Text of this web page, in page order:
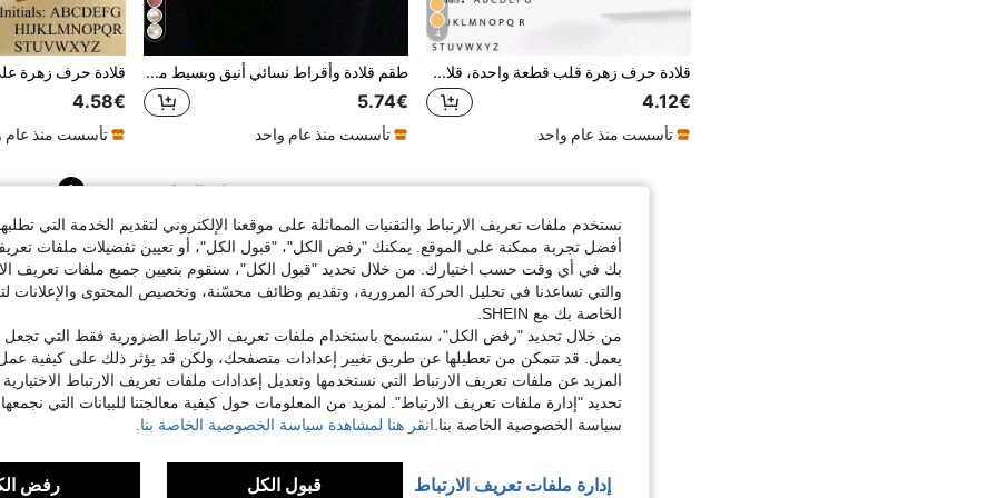
4
قلادة حرف زهرة قلب قطعة واحدة، قلادة قلب زهرة مخصصة ب- 26 حرف، مناسبة كهدية عيد ميلاد للفتيات
4.12€
تأسست منذ عام واحد
طقم قلادة وأقراط نسائي أنيق وبسيط من البلورات الفضية والخرز المزيف المضفر، تصميم فاخر مناسب للحفلات والمناسبات والاستخدام اليومي
5.74€
تأسست منذ عام واحد
4.58€
تأسست منذ عام
إجمالي 1 صفحة
1
نستخدم ملفات تعريف الارتباط والتقنيات المماثلة على موقعنا الإلكتروني لتقديم الخدمة التي
أفضل تجربة ممكنة على الموقع. يمكنك "رفض الكل"، "قبول الكل"، أو تعيين تفضيلات ملفات
بك في أي وقت حسب اختيارك. من خلال تحديد "قبول الكل"، سنقوم بتعيين جميع ملفات تعريف
والتي تساعدنا في تحليل الحركة المرورية، وتقديم وظائف محسّنة، وتخصيص المحتوى والإعلانات
الخاصة بك مع SHEIN.
من خلال تحديد "رفض الكل"، ستسمح باستخدام ملفات تعريف الارتباط الضرورية فقط التي تجعل
يعمل. قد تتمكن من تعطيلها عن طريق تغيير إعدادات متصفحك، ولكن قد يؤثر ذلك على كيفية
المزيد عن ملفات تعريف الارتباط التي نستخدمها وتعديل إعدادات ملفات تعريف الارتباط
تحديد "إدارة ملفات تعريف الارتباط". لمزيد من المعلومات حول كيفية معالجتنا للبيانات التي
سياسة الخصوصية الخاصة بنا. انقر هنا لمشاهدة سياسة الخصوصية الخاصة بنا.
إدارة ملفات تعريف الارتباط قبول الكل رفض